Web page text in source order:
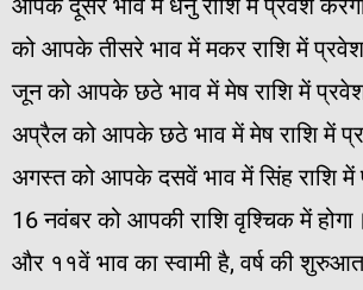
आपके दूसरे भाव में धनु राशि में प्रवेश
को आपके तीसरे भाव में मकर राशि में
जून को आपके छठे भाव में मेष राशि में
अप्रैल को आपके छठे भाव में मेष राशि में
अगस्त को आपके दसवें भाव में सिंह राशि
16 नवंबर को आपकी राशि वृश्चिक में
और ११वें भाव का स्वामी है, वर्ष की